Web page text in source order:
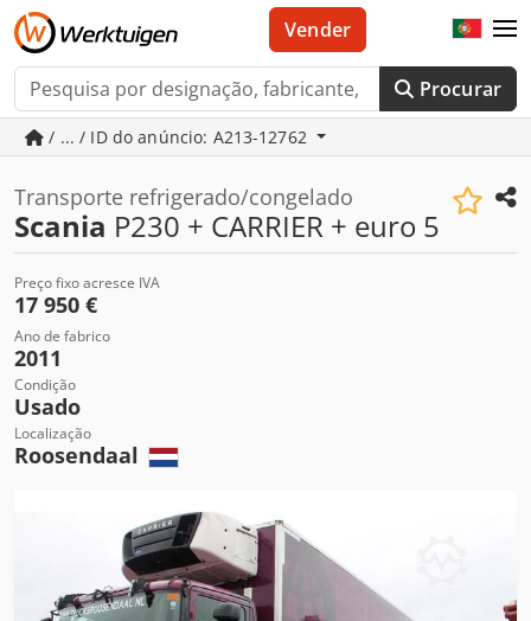
Procurar
Vender
/ ... / ID do anúncio: A213-12762
Transporte refrigerado/congelado
Scania P230 + CARRIER + euro 5
Preço fixo acresce IVA
17 950 €
Ano de fabrico
2011
Condição
Usado
Localização
Roosendaal